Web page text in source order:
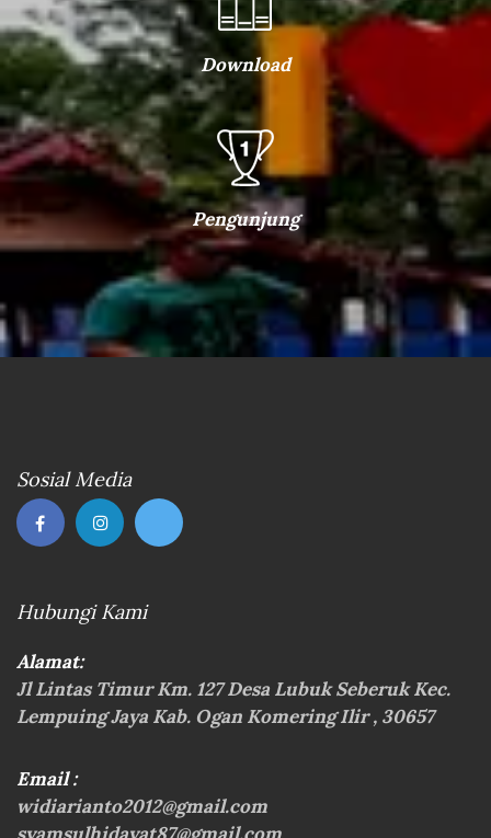
Download
Pengunjung
Sosial Media
Hubungi Kami
Alamat:
Jl Lintas Timur Km. 127 Desa Lubuk Seberuk Kec.
Lempuing Jaya Kab. Ogan Komering Ilir , 30657
Email :
widiarianto2012@gmail.com